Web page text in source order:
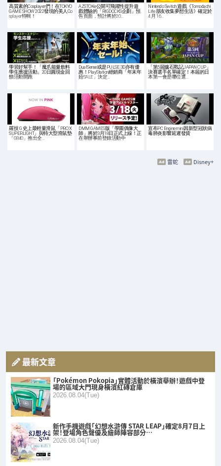
高質素的Cosplayer們！在TOKYO
GAME SHOW 2022發現的美人Co
splayer特輯！
AZSTOKe公開可飛躍性提升遊
戲體驗的「RIGDOCKS企劃」預
告頁面，預計將於20…
Nintendo Switch 遊戲《Tomodachi
Life 朋友收集夢想生活》確定於
4 月 16…
學習好幫手！「魔爪能量飲料
學生應援活動」20日圓現金回
饋活動開跑
DualSense或是PULSE 3D亦有優
惠！PlayStation經銷商「年末年
始SALE」決定…
「第5屆爐石戰記JAPAN CUP」
決賽選手名單確定！本屆的日
本第一會是哪位選…
羅技 G 史上最輕量滑鼠「PRO X
SUPERLIGHT」與特大型滑鼠墊
「G840」推出全…
DMM GAMES版「學園偶像大
師」將於3月18日正式上線！正
在舉辦事前登錄活動中
宣布PC Engine mini因新型冠狀病
毒肺炎影響延遲發貨
Disney+
雷蛇
最新文章
「Pokémon Pokopia」實體活動於橫濱舉辦！遊戲中登
場的區域大門現身橫濱紅磚倉庫
2026.08.04(Tue)
新作手機遊戲「幻想水滸傳 STAR LEAP」確定8月7日上
架！登場角色聲優及繪師陣容部分…
2026.08.04(Tue)